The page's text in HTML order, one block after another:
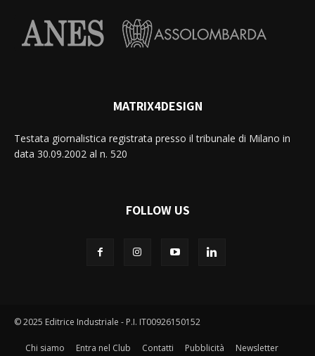
MATRIX4DESIGN
Testata giornalistica registrata presso il tribunale di Milano in
data 30.09.2002 al n. 520
FOLLOW US
© 2025 Editrice Industriale - P.I. IT00926150152
Chi siamo Entra nel Club Contatti Pubblicità Newsletter